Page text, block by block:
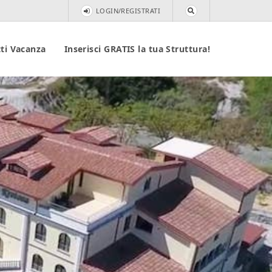
LOGIN/REGISTRATI
Vacanza Inserisci GRATIS la tua Struttura!